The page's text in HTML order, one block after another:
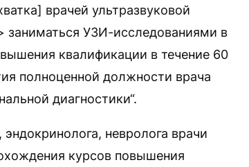
врачей ультразвуковой
УЗИ-исследованиями в
квалификации в течение 60
полноценной должности врача
диагностики“.
невролога врачи
курсов повышения